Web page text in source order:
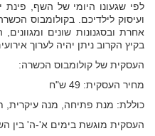
לפי שגעונו היומי של השף, פינת
ועיסוק לילדיכם. בקולומבוס
אחרת ובסגנונות שונים
בקיץ הקרוב ניתן יהיה לערוך אירועים
העסקית של קולומבוס הכשרה:
מחיר העסקית: 49 ש"ח
כוללת: מנת פתיחה, מנה
העסקית מוגשת בימים א'-ה' בין השעות